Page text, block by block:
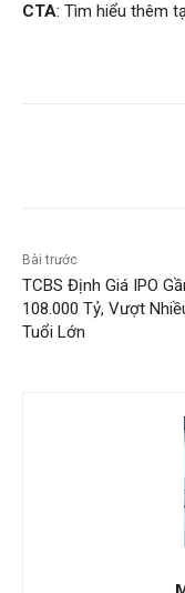
CTA: Tìm hiểu thêm
Bài trước
TCBS Định Giá IPO
108.000 Tỷ, Vượt
Tuổi Lớn